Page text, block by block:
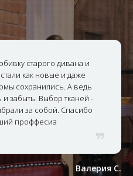
старого дивана и
как новые и даже
сохранились. А ведь
и забыть. Выбор тканей -
за собой. Спасибо
проффесиа
Валерия С.